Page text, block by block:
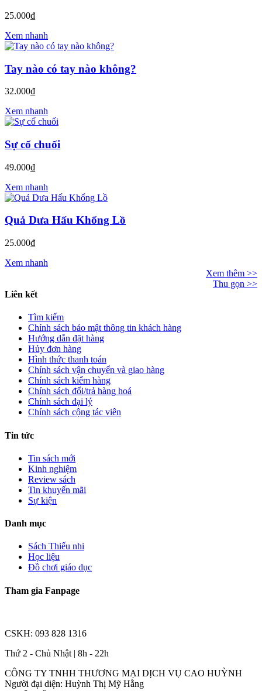
25.000₫
Xem nhanh
Tay nào có tay nào không?
32.000₫
Xem nhanh
Sự cố chuối
49.000₫
Xem nhanh
Quả Dưa Hấu Khổng Lồ
25.000₫
Xem nhanh
Xem thêm >>
Thu gọn >>
Liên kết
Tìm kiếm
Chính sách bảo mật thông tin khách hàng
Hướng dẫn đặt hàng
Hủy đơn hàng
Hình thức thanh toán
Chính sách vận chuyển và giao hàng
Chính sách kiểm hàng
Chính sách đổi/trả hàng hoá
Chính sách đại lý
Chính sách cộng tác viên
Tin tức
Tin sách mới
Kinh nghiệm
Review sách
Tin khuyến mãi
Sự kiện
Danh mục
Sách Thiếu nhi
Học liệu
Đồ chơi giáo dục
Tham gia Fanpage
CSKH: 093 828 1316
Thứ 2 - Chủ Nhật | 8h - 22h
CÔNG TY TNHH THƯƠNG MẠI DỊCH VỤ CAO HUỲNH
Người đại diện: Huỳnh Thị Mỹ Hằng